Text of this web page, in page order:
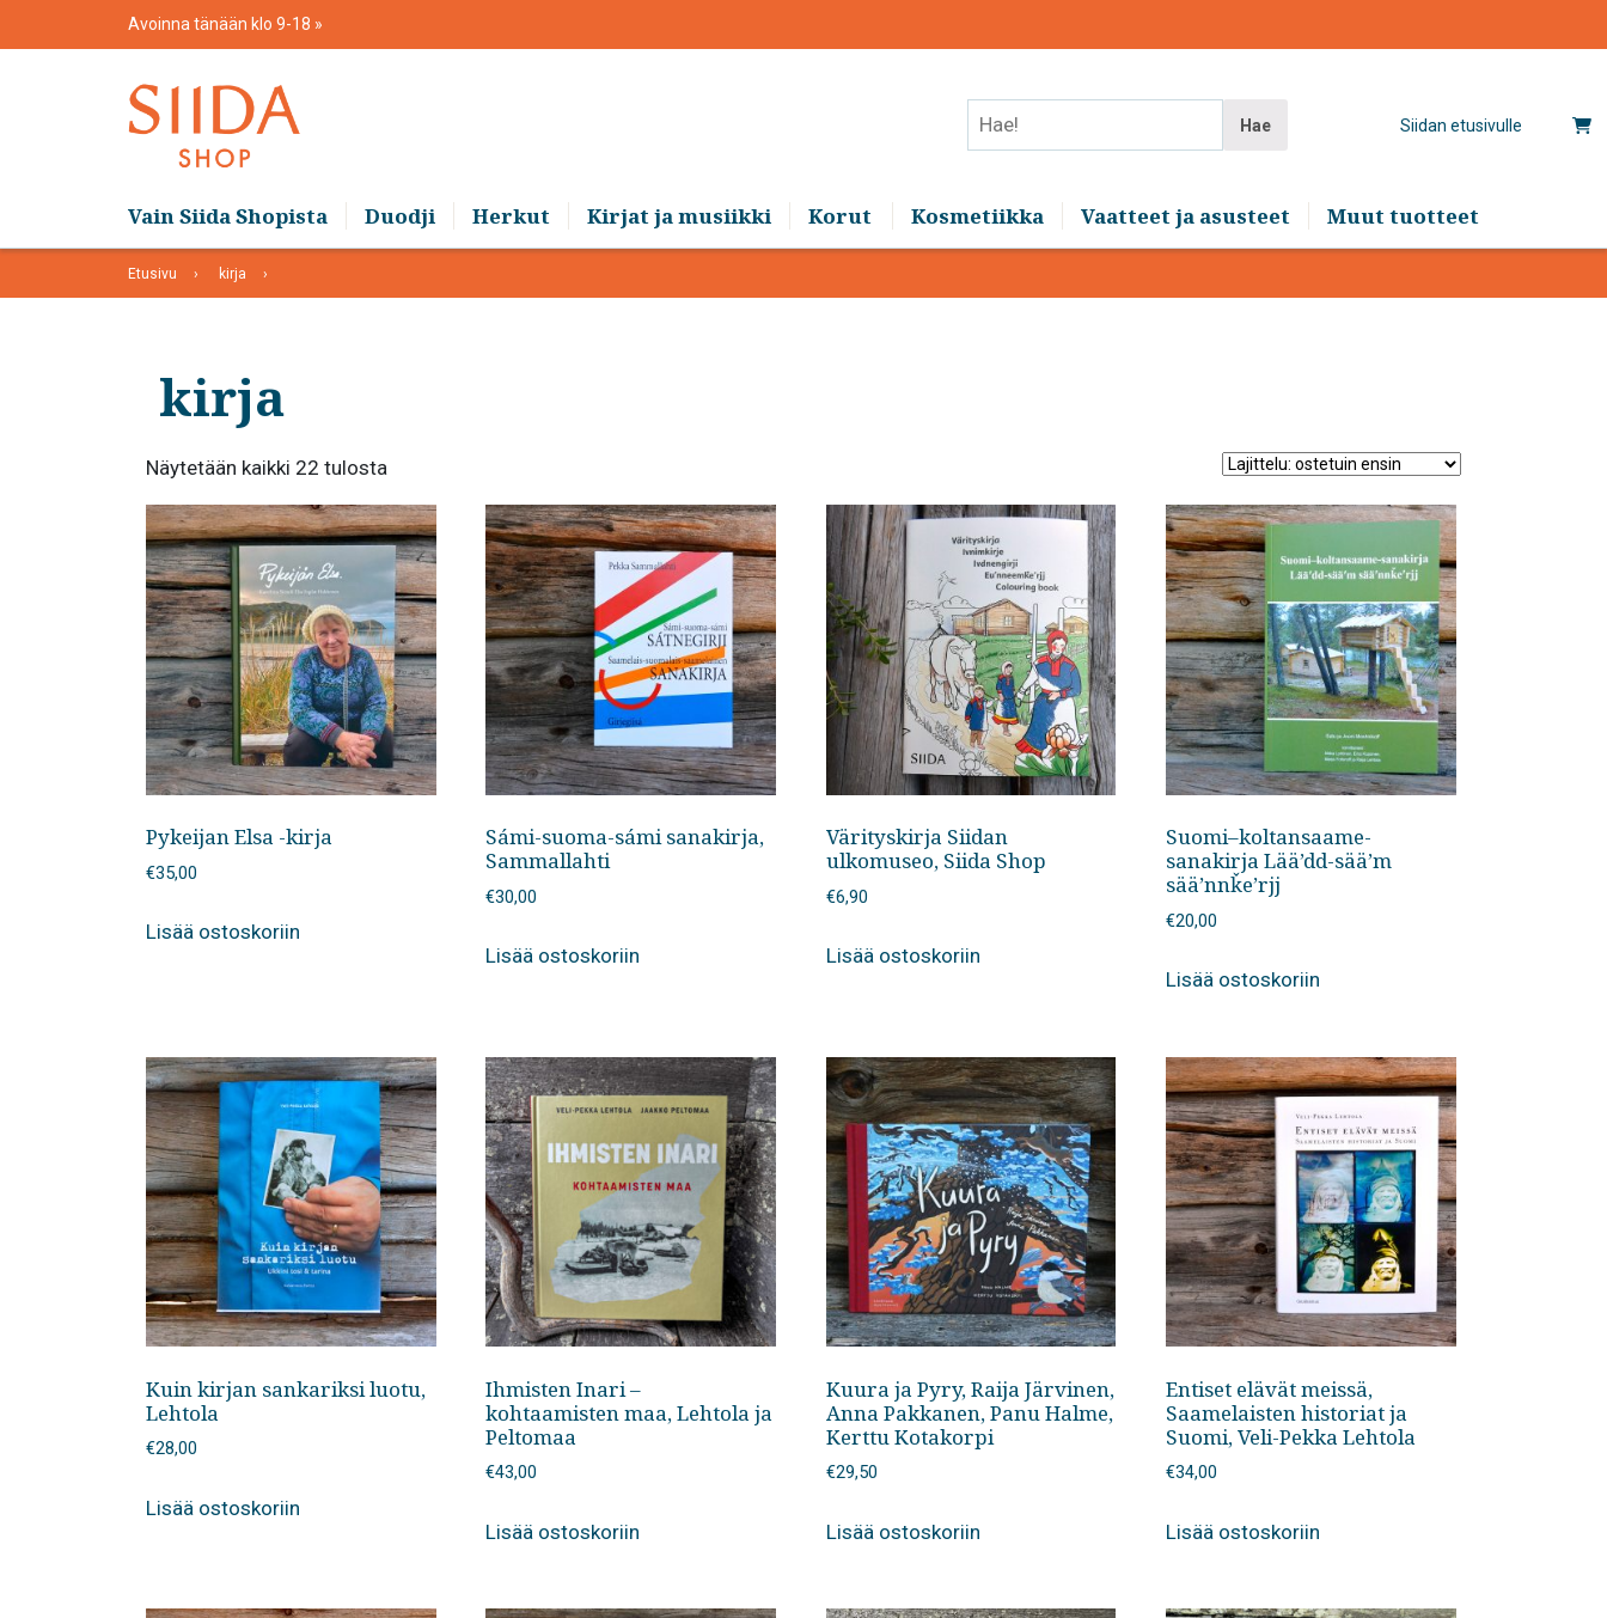
Avoinna tänään klo 9-18
Siidan etusivulle
Hae
Vain Siida Shopista Duodji Herkut Kirjat ja musiikki Korut Kosmetiikka Vaatteet ja asusteet Muut tuotteet
Etusivu kirja
kirja
Näytetään kaikki 22 tulosta
ensin
Pykeijan Elsa -kirja
€35,00
Lisää ostoskoriin
Sámi-suoma-sámi sanakirja,
Sammallahti
€30,00
Lisää ostoskoriin
Värityskirja Siidan
ulkomuseo, Siida Shop
€6,90
Lisää ostoskoriin
Suomi–koltansaame-
sanakirja Lää’dd-sää’m
sää’nnǩe’rjj
€20,00
Lisää ostoskoriin
Kuin kirjan sankariksi luotu,
Lehtola
€28,00
Lisää ostoskoriin
Ihmisten Inari –
kohtaamisten maa, Lehtola ja
Peltomaa
€43,00
Lisää ostoskoriin
Kuura ja Pyry, Raija Järvinen,
Anna Pakkanen, Panu Halme,
Kerttu Kotakorpi
€29,50
Lisää ostoskoriin
Entiset elävät meissä,
Saamelaisten historiat ja
Suomi, Veli-Pekka Lehtola
€34,00
Lisää ostoskoriin